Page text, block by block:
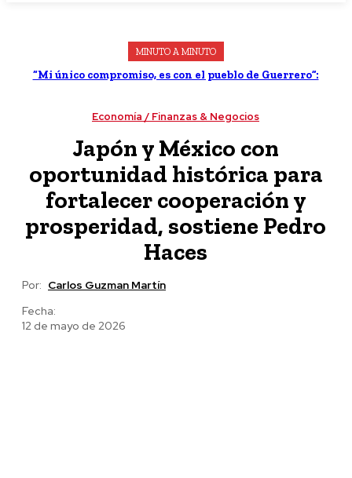
MINUTO A MINUTO
“Mi único compromiso, es con el pueblo de Guerrero”:
Economía / Finanzas & Negocios
Japón y México con
oportunidad histórica para
fortalecer cooperación y
prosperidad, sostiene Pedro
Haces
Por: Carlos Guzman Martín
Fecha:
12 de mayo de 2026